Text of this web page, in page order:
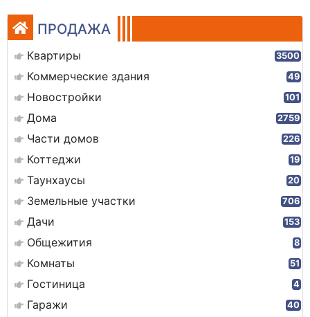
ПРОДАЖА
Квартиры 3500
Коммерческие здания 49
Новостройки 101
Дома 2759
Части домов 226
Коттеджи 19
Таунхаусы 20
Земельные участки 706
Дачи 153
Общежития 8
Комнаты 51
Гостиница 4
Гаражи 40